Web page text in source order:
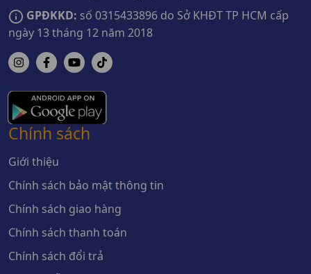
GPĐKKD: số 0315433896 do Sở KHĐT TP HCM cấp
ngày 13 tháng 12 năm 2018
Chính sách
Giới thiệu
Chính sách bảo mật thông tin
Chính sách giao hàng
Chính sách thanh toán
Chính sách đổi trả